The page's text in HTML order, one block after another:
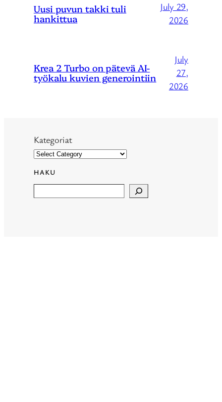
Uusi puvun takki tuli
hankittua
July 29,
2026
Krea 2 Turbo on pätevä AI-
työkalu kuvien generointiin
July
27,
2026
Kategoriat
HAKU